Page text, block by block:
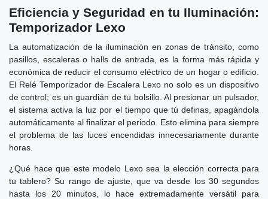
Eficiencia y Seguridad en tu Iluminación:
Temporizador Lexo
La automatización de la iluminación en zonas de tránsito, como
pasillos, escaleras o halls de entrada, es la forma más rápida y
económica de reducir el consumo eléctrico de un hogar o edificio.
El Relé Temporizador de Escalera Lexo no solo es un dispositivo
de control; es un guardián de tu bolsillo. Al presionar un pulsador,
el sistema activa la luz por el tiempo que tú definas, apagándola
automáticamente al finalizar el periodo. Esto elimina para siempre
el problema de las luces encendidas innecesariamente durante
horas.
¿Qué hace que este modelo Lexo sea la elección correcta para
tu tablero? Su rango de ajuste, que va desde los 30 segundos
hasta los 20 minutos, lo hace extremadamente versátil para